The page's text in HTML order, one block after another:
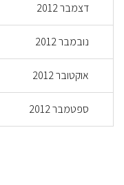
דצמבר 2012
נובמבר 2012
אוקטובר 2012
ספטמבר 2012